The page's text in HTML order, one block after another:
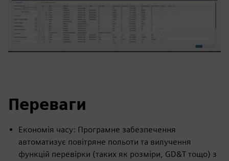
Переваги
Економія часу: Програмне забезпечення
автоматизує повітряне польоти та вилучення
функцій перевірки (таких як розміри, GD&T тощо) з